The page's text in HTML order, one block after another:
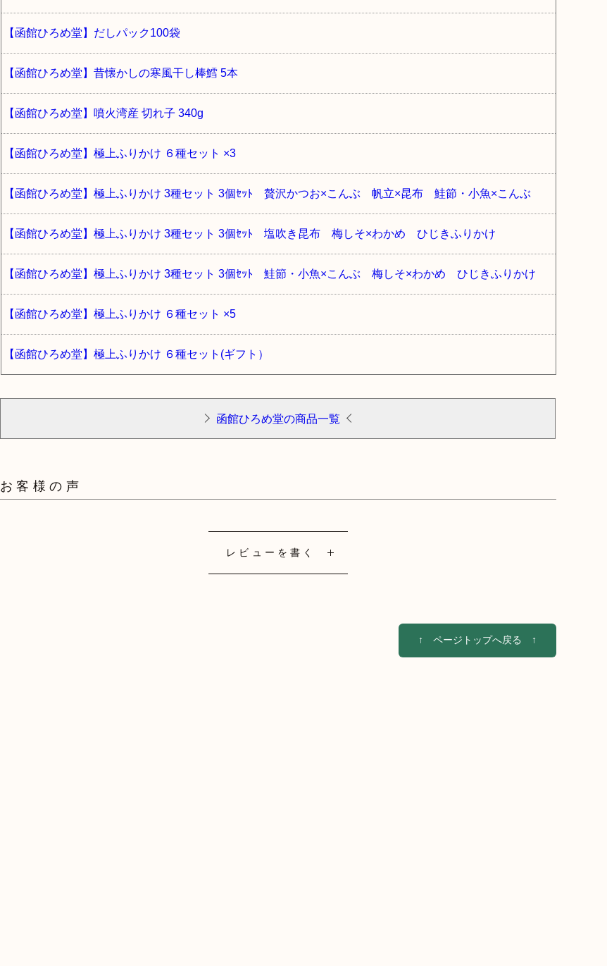
【函館ひろめ堂】だしパック100袋
【函館ひろめ堂】昔懐かしの寒風干し棒鱈 5本
【函館ひろめ堂】噴火湾産 切れ子 340g
【函館ひろめ堂】極上ふりかけ ６種セット ×3
【函館ひろめ堂】極上ふりかけ 3種セット 3個ｾｯﾄ 贅沢かつお×こんぶ 帆立×昆布 鮭節・小魚×こんぶ
【函館ひろめ堂】極上ふりかけ 3種セット 3個ｾｯﾄ 塩吹き昆布 梅しそ×わかめ ひじきふりかけ
【函館ひろめ堂】極上ふりかけ 3種セット 3個ｾｯﾄ 鮭節・小魚×こんぶ 梅しそ×わかめ ひじきふりかけ
【函館ひろめ堂】極上ふりかけ ６種セット ×5
【函館ひろめ堂】極上ふりかけ ６種セット(ギフト）
函館ひろめ堂の商品一覧
お客様の声
レビューを書く
↑ ページトップへ戻る ↑